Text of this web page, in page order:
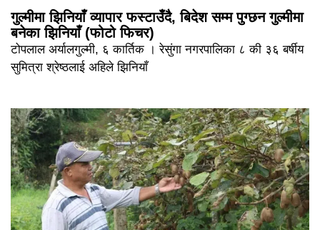
गुल्मीमा झिनियाँ व्यापार फस्टाउँदै, बिदेश सम्म पुग्छन गुल्मीमा
बनेका झिनियाँ (फोटो फिचर)
टोपलाल अर्यालगुल्मी, ६ कार्तिक । रेसुंगा नगरपालिका ८ की ३६ बर्षीय
सुमित्रा श्रेष्ठलाई अहिले झिनियाँ